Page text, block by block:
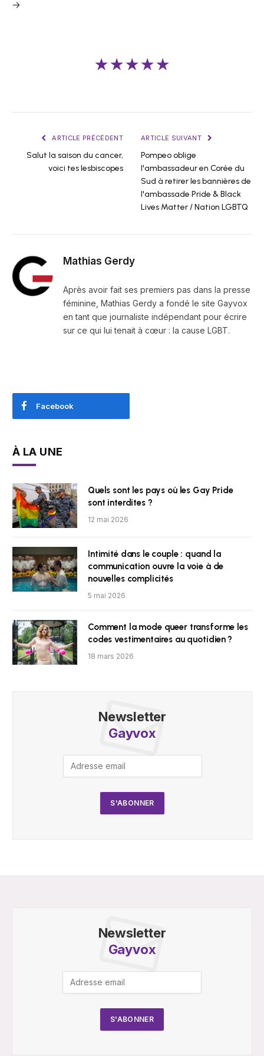
->
★★★★★
ARTICLE PRÉCÉDENT
Salut la saison du cancer,
voici tes lesbiscopes
ARTICLE SUIVANT
Pompeo oblige
l'ambassadeur en Corée du
Sud à retirer les bannières de
l'ambassade Pride & Black
Lives Matter / Nation LGBTQ
Mathias Gerdy
Après avoir fait ses premiers pas dans la presse
féminine, Mathias Gerdy a fondé le site Gayvox
en tant que journaliste indépendant pour écrire
sur ce qui lui tenait à cœur : la cause LGBT.
Facebook
À LA UNE
Quels sont les pays où les Gay Pride
sont interdites ?
12 mai 2026
Intimité dans le couple : quand la
communication ouvre la voie à de
nouvelles complicités
5 mai 2026
Comment la mode queer transforme les
codes vestimentaires au quotidien ?
18 mars 2026
Newsletter
Gayvox
Newsletter
Gayvox